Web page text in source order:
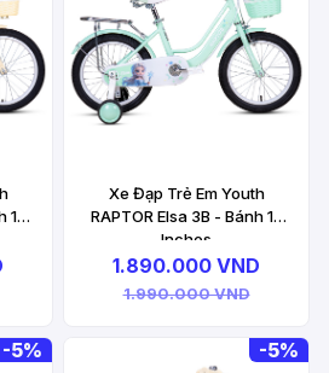
18
Xe Đạp Trẻ Em Youth
RAPTOR Elsa 3B - Bánh 16
Inches
1.890.000 VND
1.990.000 VND
-5% -5%